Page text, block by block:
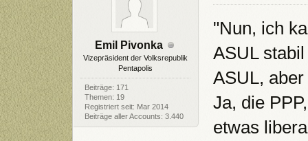
Emil Pivonka
Vizepräsident der Volksrepublik
Pentapolis
Beiträge: 171
Themen: 19
Registriert seit: Mar 2014
Beiträge aller Accounts: 3.440
"Nun, ich
ASUL
ASUL,
Ja, die
etwas